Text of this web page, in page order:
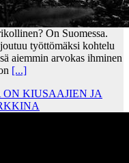
On Suomessa.
työttömäksi kohtelu
aiemmin arvokas ihminen
[...]
KIUSAAJIEN JA